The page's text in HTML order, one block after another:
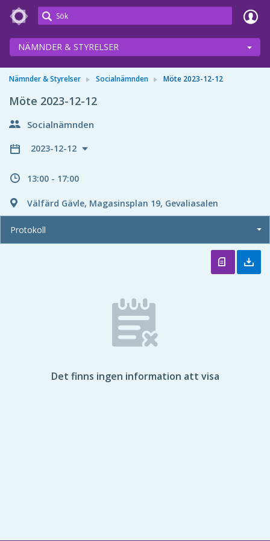
Meetings+
NÄMNDER & STYRELSER
Nämnder & Styrelser Socialnämnden Möte 2023-12-12
Möte 2023-12-12
Socialnämnden
2023-12-12
13:00 - 17:00
Välfärd Gävle, Magasinsplan 19, Gevaliasalen
Protokoll
Det finns ingen information att visa